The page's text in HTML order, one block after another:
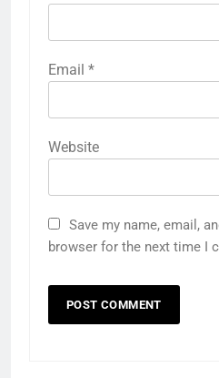
Email *
Website
Save my name, email,
browser for the next time I